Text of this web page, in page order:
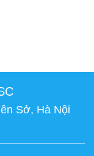
Sở, Hà Nội